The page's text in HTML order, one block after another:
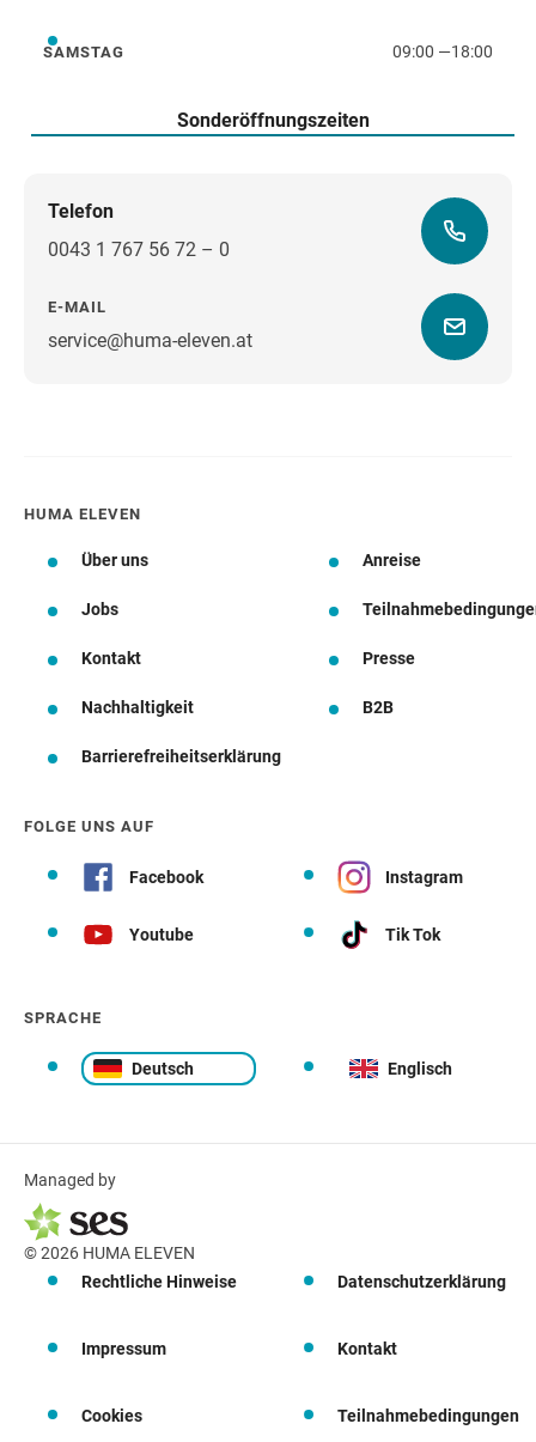
Samstag
SAMSTAG 09:00 —18:00
Sonderöffnungszeiten
Telefon
0043 1 767 56 72 – 0
E-MAIL
service@huma-eleven.atWegbeschreibung
HUMA ELEVEN
Über uns Anreise
Jobs
Kontakt Presse
Nachhaltigkeit B2B
Barrierefreiheitserklärung
FOLGE UNS AUF
Facebook Instagram
Youtube Tik Tok
SPRACHE
Deutsch Englisch
Managed by
© 2026 HUMA ELEVEN
Rechtliche Hinweise
Datenschutzerklärung
Impressum Kontakt
Cookies Teilnahmebedingungen